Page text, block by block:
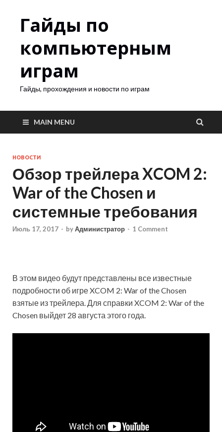
Гайды по
компьютерным
играм
Гайды, прохождения и новости по играм
MAIN MENU
НОВОСТИ
Обзор трейлера XCOM 2:
War of the Chosen и
системные требования
Июль 17, 2017 - byАдминистратор - 1 Comment
В этом видео будут представлены все известные
подробности об игре XCOM 2: War of the Chosen
взятые из трейлера. Для справки XCOM 2: War of the
Chosen выйдет 28 августа этого года.